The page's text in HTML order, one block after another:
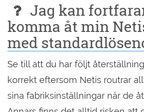
Jag kan
komma åt min
med
Se till att du har följt
korrekt eftersom Netis routrar
sina fabriksinställningar när de